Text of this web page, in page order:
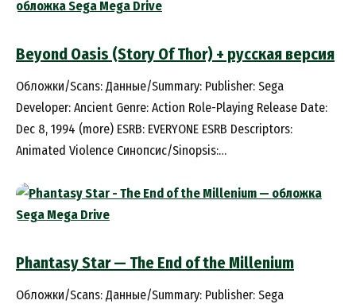
Beyond Oasis (Story Of Thor) + русская версия
Обложки/Scans: Данные/Summary: Publisher: Sega
Developer: Ancient Genre: Action Role-Playing Release Date:
Dec 8, 1994 (more) ESRB: EVERYONE ESRB Descriptors:
Animated Violence Синопсис/Sinopsis:…
Phantasy Star — The End of the Millenium
Обложки/Scans: Данные/Summary: Publisher: Sega